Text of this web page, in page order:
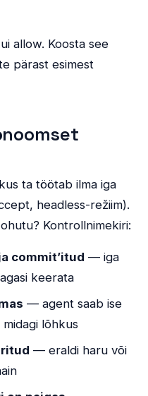
allow. Koosta see
pärast esimest
ta töötab ilma iga
headless-režiim).
Kontrollnimekiri:
commit’itud — iga
keerata
— agent saab ise
lõhkus
— eraldi haru või